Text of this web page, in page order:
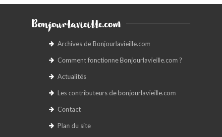
Bonjourlavieille.com
Archives de Bonjourlavieille.com
Comment fonctionne Bonjourlavieille.com ?
Actualités
Les contributeurs de bonjourlavieille.com
Contact
Plan du site